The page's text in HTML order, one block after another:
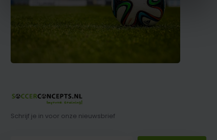
Schrijf je in voor onze nieuwsbrief